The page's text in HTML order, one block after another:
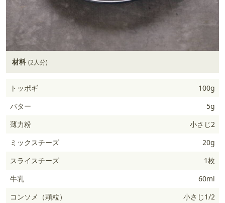
材料 (2人分)
トッポギ
100g
バター
5g
薄力粉
小さじ2
ミックスチーズ
20g
スライスチーズ
1枚
牛乳
60ml
コンソメ（顆粒）
小さじ1/2